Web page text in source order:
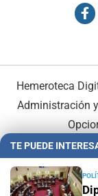
Hemeroteca
Administración
TE PUEDE